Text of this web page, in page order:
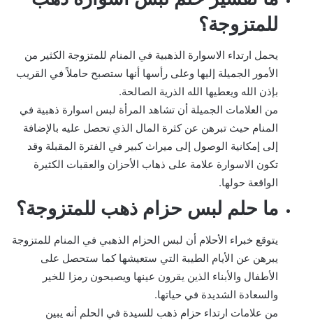
للمتزوجة؟
يحمل ارتداء الاسوارة الذهبية في المنام للمتزوجة الكثير من
الأمور الجميلة إليها وعلى رأسها أنها ستصبح حاملاً في القريب
بإذن الله ويعطيها الله الذرية الصالحة.
من العلامات الجميلة أن تشاهد المرأة لبس اسوارة ذهبية في
المنام حيث تبرهن عن كثرة المال الذي تحصل عليه بالإضافة
إلى إمكانية الوصول إلى ميراث كبير في الفترة المقبلة وقد
تكون الاسوارة علامة على ذهاب الأحزان والعقبات الكثيرة
الواقعة حولها.
ما حلم لبس حزام ذهب للمتزوجة؟
يتوقع خبراء الأحلام أن لبس الحزام الذهبي في المنام للمتزوجة
يبرهن عن الأيام الطيبة التي ستعيشها كما ستحصل على
الأطفال والأبناء الذين يقرون عينها ويصبحون رمزا للخير
والسعادة الشديدة في حياتها.
من علامات ارتداء حزام ذهب للسيدة في الحلم أنه يبين